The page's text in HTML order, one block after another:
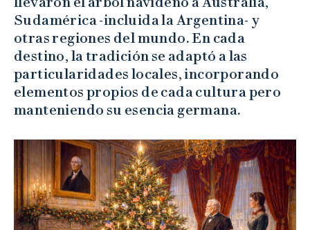
Sudamérica -incluida la Argentina- y
otras regiones del mundo. En cada
destino, la tradición se adaptó a las
particularidades locales, incorporando
elementos propios de cada cultura pero
manteniendo su esencia germana.